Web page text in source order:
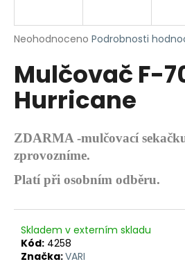
Průměrné
produktu
je
0,0
hvězdiček.
Neohodnoceno Podrobnosti
Mulčovač F-
Hurricane
ZDARMA -mulčovací
zprovozníme.
Platí při osobním odběru.
Skladem v externím skladu
Kód: 4258
Značka:VARI
j
t
?
D
o
p